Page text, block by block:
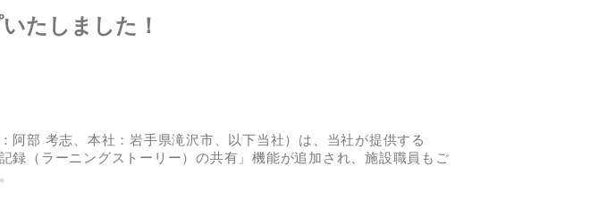
たしました！
部 考志、本社：岩手県滝沢市、以下当社）は、当社が提供する
録（ラーニングストーリー）の共有」機能が追加され、施設職員もご